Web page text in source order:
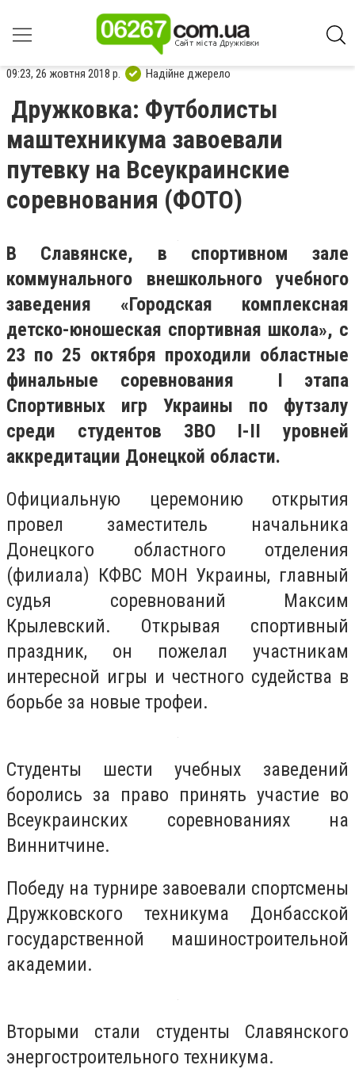
09:23, 26 жовтня 2018 р. Надійне джерело
Дружковка: Футболисты
маштехникума завоевали
путевку на Всеукраинские
соревнования (ФОТО)
В Славянске, в спортивном зале
коммунального внешкольного учебного
заведения «Городская комплексная
детско-юношеская спортивная школа», с
23 по 25 октября проходили областные
финальные соревнования I этапа
Спортивных игр Украины по футзалу
среди студентов ЗВО I-II уровней
аккредитации Донецкой области.
Официальную церемонию открытия
провел заместитель начальника
Донецкого областного отделения
(филиала) КФВС МОН Украины, главный
судья соревнований Максим
Крылевский. Открывая спортивный
праздник, он пожелал участникам
интересной игры и честного судейства в
борьбе за новые трофеи.
Студенты шести учебных заведений
боролись за право принять участие во
Всеукраинских соревнованиях на
Виннитчине.
Победу на турнире завоевали спортсмены
Дружковского техникума Донбасской
государственной машиностроительной
академии.
Вторыми стали студенты Славянского
энергостроительного техникума.